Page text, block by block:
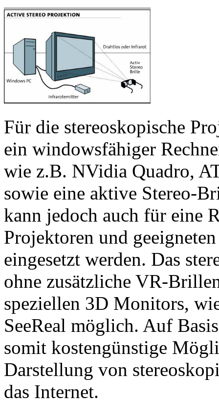
Für die stereoskopische
ein windowsfähiger
wie z.B. NVidia Quadro,
sowie eine aktive Stereo-
kann jedoch auch für eine
Projektoren und
eingesetzt werden. Das
ohne zusätzliche VR-
speziellen 3D Monitors,
SeeReal möglich. Auf
somit kostengünstige
Darstellung von
das Internet.